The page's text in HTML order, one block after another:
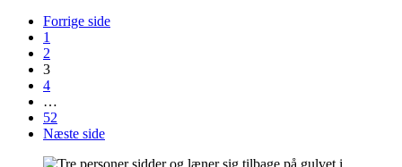
Forrige side
1
2
3
4
…
52
Næste side